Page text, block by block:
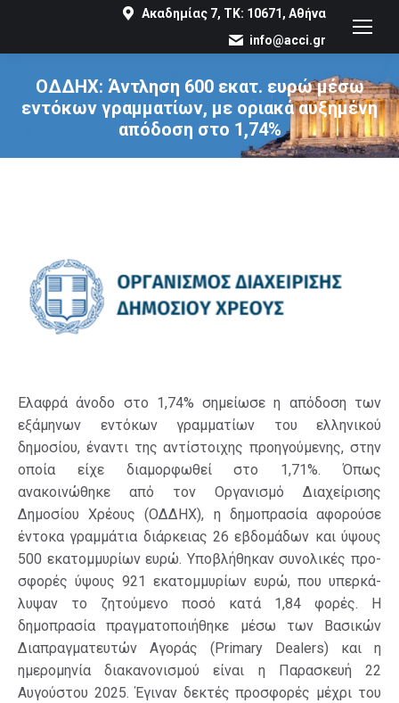
Ακαδημίας 7, ΤΚ: 10671, Αθήνα
info@acci.gr
ΟΔΔΗΧ: Άντληση 600 εκατ. ευρώ μέσω
εντόκων γραμματίων, με οριακά αυξημένη
απόδοση στο 1,74%
You are here:
Ελαφρά άνοδο στο 1,74% σημείωσε η απόδοση των
εξάμηνων εντόκων γραμματίων του ελληνικού
δημοσίου, έναντι της αντίστοιχης προηγούμενης, στην
οποία είχε διαμορφωθεί στο 1,71%. Όπως
ανακοινώθηκε από τον Οργανισμό Διαχείρισης
Δημοσίου Χρέους (ΟΔΔΗΧ), η δημοπρασία αφορούσε
έντοκα γραμμάτια διάρκειας 26 εβδομάδων και ύψους
500 εκατομμυρίων ευρώ. Υποβλήθηκαν συνολι­κές προ­­­
σφο­ρές ύψους 921 εκατομμυρίων ευρώ, που υπερκά­
λυψαν το ζητούμενο ποσό κατά 1,84 φορές. Η
δημοπρασία πραγματοποιήθηκε μέσω των Βα­σικών
Διαπραγματευτών Αγοράς (Primary Dealers) και η
ημερομηνία διακανονισμού είναι η Παρασκευή 22
Αυγούστου 2025. Έγιναν δεκτές προσφορές μέχρι του